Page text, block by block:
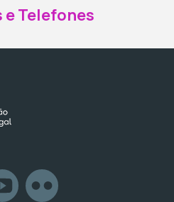
e Telefones